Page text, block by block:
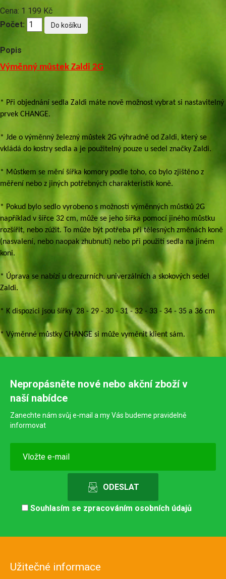
Cena: 1 199 Kč
Počet:
Popis
Výměnný můstek Zaldi 2G
* Při objednání sedla Zaldi máte nově možnost vybrat si nastavitelný
prvek CHANGE.
* Jde o výměnný železný můstek 2G výhradně od Zaldi, který se
vkládá do kostry sedla a je použitelný pouze u sedel značky Zaldi.
* Můstkem se mění šířka komory podle toho, co bylo zjištěno z
měření nebo z jiných potřebných charakteristik koně.
* Pokud bylo sedlo vyrobeno s možností výměnných můstků 2G
například v šířce 32 cm, může se jeho šířka pomocí jiného můstku
rozšířit, nebo zúžit. To může být potřeba při tělesných změnách koně
(nasvalení, nebo naopak zhubnutí) nebo při použití sedla na jiném
koni.
* Úprava se nabízí u drezurních, univerzálních a skokových sedel
Zaldi.
* K dispozici jsou šířky 28 - 29 - 30 - 31 - 32 - 33 - 34 - 35 a 36 cm
* Výměnné můstky CHANGE si může vyměnit klient sám.
Nepropásněte nové nebo akční zboží v
naší nabídce
Zanechte nám svůj e-mail a my Vás budeme pravidelně
informovat
Souhlasím se zpracováním osobních údajů
Užitečné informace